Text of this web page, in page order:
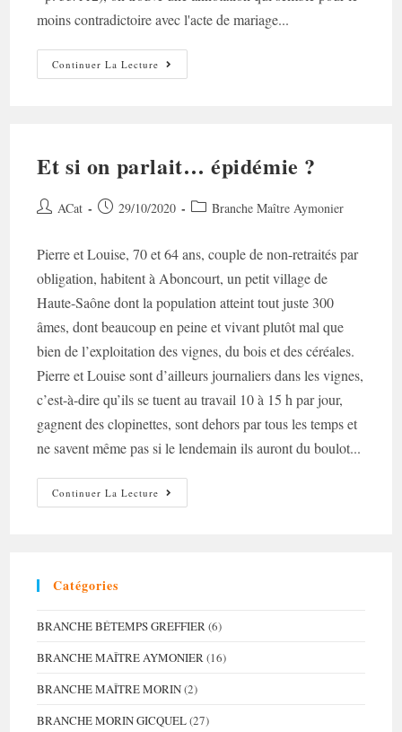
moins contradictoire avec l'acte de mariage...
Continuer La Lecture Acte
De
Et si on parlait… épidémie ?
Auteur/autrice
publication :
ACat
Post29/10/2020
PostBranche Maître Aymonier
Pierre et Louise, 70 et 64 ans, couple de non-retraités par
obligation, habitent à Aboncourt, un petit village de
Haute-Saône dont la population atteint tout juste 300
âmes, dont beaucoup en peine et vivant plutôt mal que
bien de l’exploitation des vignes, du bois et des céréales.
Pierre et Louise sont d’ailleurs journaliers dans les vignes,
c’est-à-dire qu’ils se tuent au travail 10 à 15 h par jour,
gagnent des clopinettes, sont dehors par tous les temps et
ne savent même pas si le lendemain ils auront du boulot...
Continuer La Lecture Et
Si
Catégories
BRANCHE BÉTEMPS GREFFIER(6)
BRANCHE MAÎTRE AYMONIER(16)
BRANCHE MAÎTRE MORIN(2)
BRANCHE MORIN GICQUEL(27)